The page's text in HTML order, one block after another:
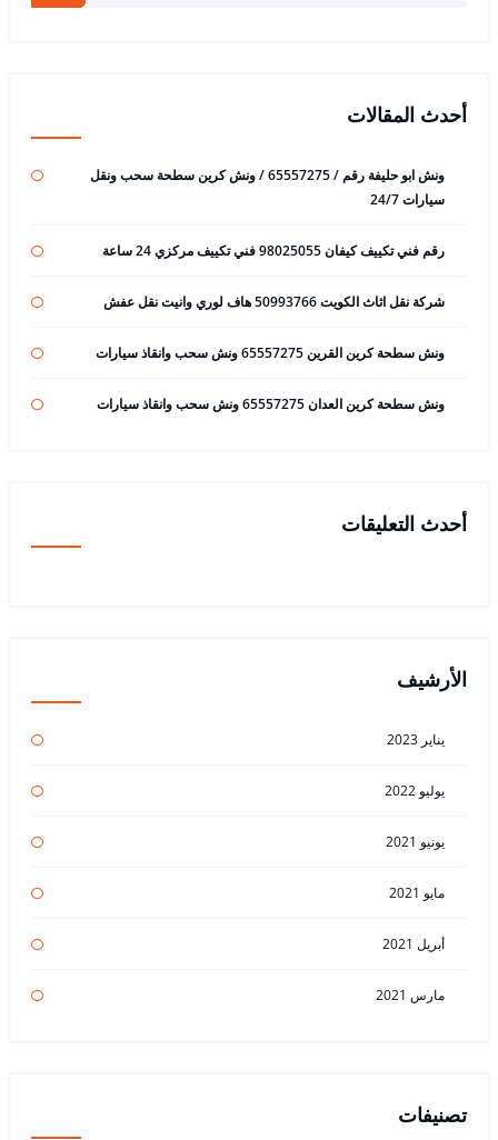
أحدث المقالات
ونش ابو حليفة رقم / 65557275 / ونش كرين سطحة سحب ونقل
سيارات 24/7
رقم فني تكييف كيفان 98025055 فني تكييف مركزي 24 ساعة
شركة نقل اثاث الكويت 50993766 هاف لوري وانيت نقل عفش
ونش سطحة كرين القرين 65557275 ونش سحب وانقاذ سيارات
ونش سطحة كرين العدان 65557275 ونش سحب وانقاذ سيارات
أحدث التعليقات
الأرشيف
يناير 2023
يوليو 2022
يونيو 2021
مايو 2021
أبريل 2021
مارس 2021
تصنيفات